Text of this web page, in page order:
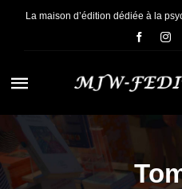
PasserLa maison d’édition dédiée à la
Navigation
à
bascule
ACCUEIL
NOUS CONNAÎTRE